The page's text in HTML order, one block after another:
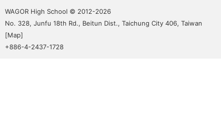
WAGOR High School © 2012-2026
No. 328, Junfu 18th Rd., Beitun Dist., Taichung City 406, Taiwan
[Map]
+886-4-2437-1728